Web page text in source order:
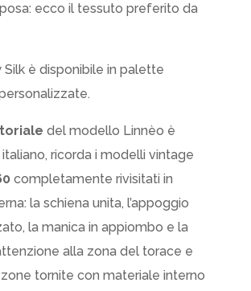
ecco il tessuto preferito da
Silk è disponibile in palette
del modello Linnèo è
ricorda i modelli vintage
completamente rivisitati in
la schiena unita, l’appoggio
la manica in appiombo e la
alla zona del torace e
tornite con materiale interno